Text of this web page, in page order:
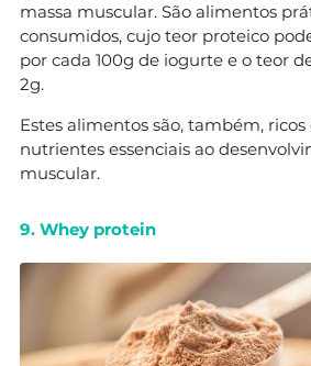
massa muscular. São alimentos
consumidos, cujo teor proteico
por cada 100g de iogurte e o teor
2g.
Estes alimentos são, também, ricos
nutrientes essenciais ao
muscular.
9. Whey protein